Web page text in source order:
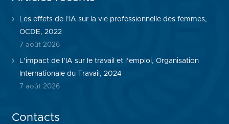
Les effets de l’IA sur la vie professionnelle des femmes,
OCDE, 2022
7 août 2026
L’impact de l’IA sur le travail et l’emploi, Organisation
Internationale du Travail, 2024
7 août 2026
Contacts